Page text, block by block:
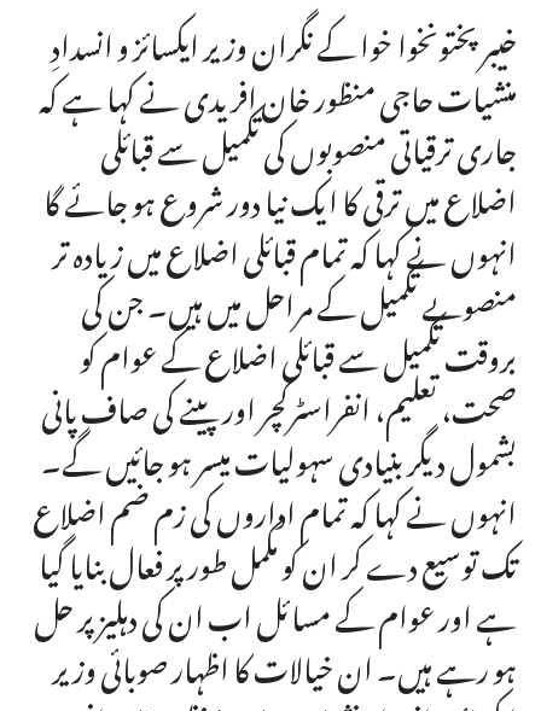
خیبر پختونخوا خوا کے نگران وزیر ایکسائز و انسدادِ
منشیات حاجی منظور خان افریدی نے کہا ہے کہ
جاری ترقیاتی منصوبوں کی تکمیل سے قبائلی
اضلاع میں ترقی کا ایک نیا دور شروع ہو جائے گا
انہوں نے کہا کہ تمام قبائلی اضلاع میں زیادہ تر
منصوبے تکمیل کے مراحل میں ہیں۔ جن کی
بروقت تکمیل سے قبائلی اضلاع کے عوام کو
صحت، تعلیم، انفراسٹرکچر اور پینے کی صاف پانی
بشمول دیگر بنیادی سہولیات میسر ہو جائیں گے۔
انہوں نے کہا کہ تمام اداروں کی زم ضم اضلاع
تک توسیع دے کر ان کو مکمل طور پر فعال بنایا گیا
ہے اور عوام کے مسائل اب ان کی دہلیز پر حل
ہو رہے ہیں۔ ان خیالات کا اظہار صوبائی وزیر